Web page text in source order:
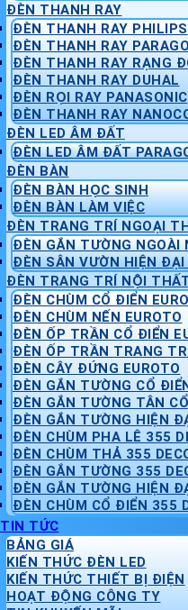
ĐÈN THANH RAY
ĐÈN THANH RAY PHILIPS
ĐÈN THANH RAY
ĐÈN THANH RAY RẠNG
ĐÈN THANH RAY DUHAL
ĐÈN RỌI RAY PANASONIC
ĐÈN THANH RAY
ĐÈN LED ÂM ĐẤT
ĐÈN LED ÂM ĐẤT
ĐÈN BÀN
ĐÈN BÀN HỌC SINH
ĐÈN BÀN LÀM VIỆC
ĐÈN TRANG TRÍ NGOẠI
ĐÈN GẮN TƯỜNG NGOÀI
ĐÈN SÂN VƯỜN HIỆN ĐẠI
ĐÈN TRANG TRÍ NỘI
ĐÈN CHÙM CỔ ĐIỂN
ĐÈN CHÙM NẾN EUROTO
ĐÈN ỐP TRẦN CỔ ĐIỂN
ĐÈN ỐP TRẦN TRANG
ĐÈN CÂY ĐỨNG EUROTO
ĐÈN GẮN TƯỜNG CỔ
ĐÈN GẮN TƯỜNG TÂN
ĐÈN GẮN TƯỜNG HIỆN
ĐÈN CHÙM PHA LÊ 355
ĐÈN CHÙM THẢ 355
ĐÈN GẮN TƯỜNG 355
ĐÈN GẮN TƯỜNG HIỆN
ĐÈN CHÙM CỔ ĐIỂN 355
TIN TỨC
BẢNG GIÁ
KIẾN THỨC ĐÈN LED
KIẾN THỨC THIẾT BỊ ĐIỆN
HOẠT ĐỘNG CÔNG TY